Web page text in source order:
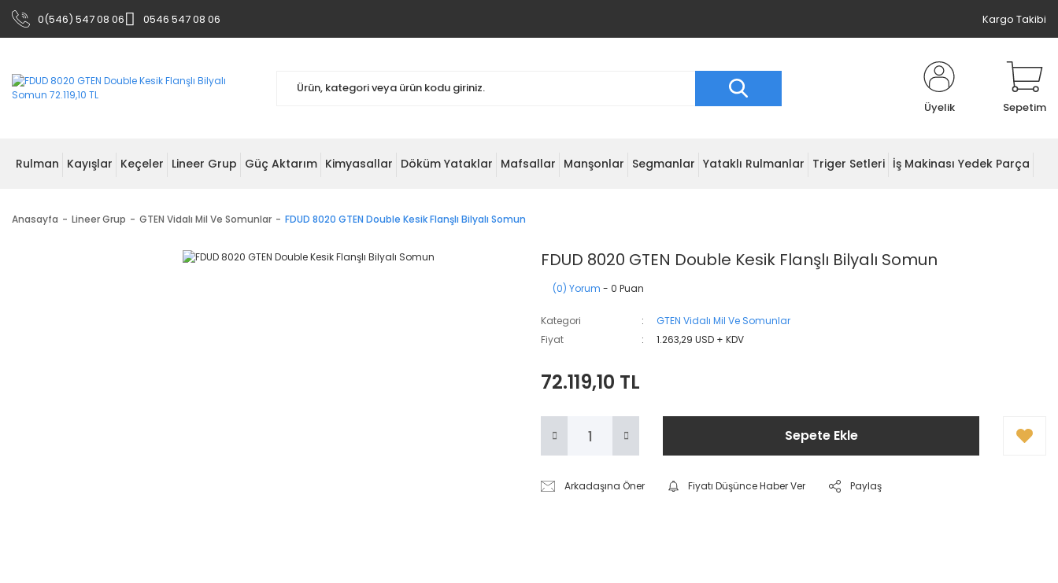
0(546) 547 08 06 0546 547 08 06 Kargo Takibi
Üyelik Sepetim
Rulman Kayışlar Keçeler Lineer Grup Güç Aktarım Kimyasallar Döküm Yataklar Mafsallar Manşonlar Segmanlar Yataklı Rulmanlar Triger Setleri İş Makinası Yedek Parça
Anasayfa Lineer Grup GTEN Vidalı Mil Ve Somunlar FDUD 8020 GTEN Double Kesik Flanşlı Bilyalı Somun
FDUD 8020 GTEN Double Kesik Flanşlı Bilyalı Somun
(0) Yorum - 0 Puan
Kategori
GTEN Vidalı Mil Ve Somunlar
Fiyat
1.263,29 USD + KDV
72.119,10 TL
Sepete Ekle
Arkadaşına Öner Fiyatı Düşünce Haber Ver Paylaş